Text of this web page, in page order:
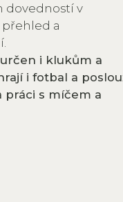
dovedností v
a
i klukům a
i fotbal a
práci s míčem a